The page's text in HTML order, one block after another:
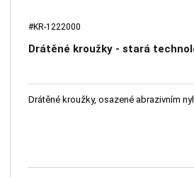
#KR-1222000
Drátěné kroužky - stará
Drátěné kroužky, osazené abrazivním